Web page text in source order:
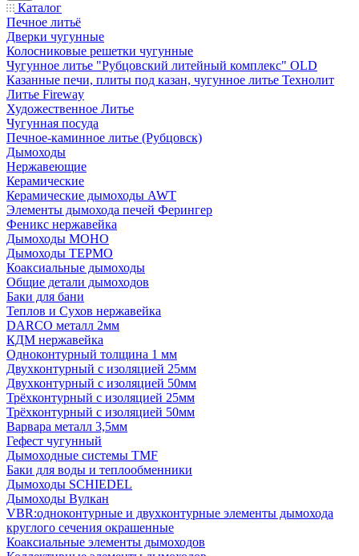
Каталог
Печное литьё
Дверки чугунные
Колосниковые решетки чугунные
Чугунное литье "Рубцовский литейный комплекс" OLD
Казанные печи, плиты под казан, чугунное литье Технолит
Литье Fireway
Художественное Литье
Чугунная посуда
Печное-каминное литье (Рубцовск)
Дымоходы
Нержавеющие
Керамические
Керамические дымоходы AWT
Элементы дымохода печей Ферингер
Феникс нержавейка
Дымоходы МОНО
Дымоходы ТЕРМО
Коаксиальные дымоходы
Общие детали дымоходов
Баки для бани
Теплов и Сухов нержавейка
DARCO металл 2мм
КДМ нержавейка
Одноконтурный толщина 1 мм
Двухконтурный с изоляцией 25мм
Двухконтурный с изоляцией 50мм
Трёхконтурный с изоляцией 25мм
Трёхконтурный с изоляцией 50мм
Варвара металл 3,5мм
Гефест чугунный
Дымоходные системы TMF
Баки для воды и теплообменники
Дымоходы SCHIEDEL
Дымоходы Вулкан
VBR:одноконтурные и двухконтурные элементы дымохода
круглого сечения окрашенные
Коаксиальные элементы дымоходов